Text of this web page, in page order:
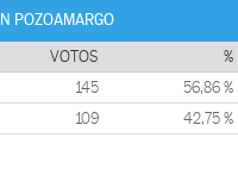
POZOAMARGO
VOTOS %
145 56,86 %
109 42,75 %